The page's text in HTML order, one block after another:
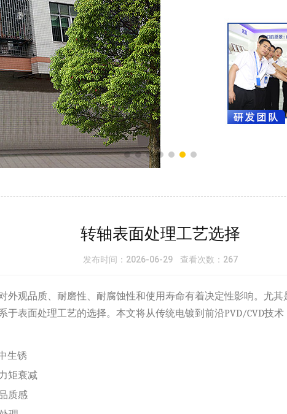
转轴表面处理工艺选择
发布时间：2026-06-29 查看次数：267
外观品质、耐磨性、耐腐蚀性和使用寿命有着决定性影响。尤
于表面处理工艺的选择。本文将从传统电镀到前沿PVD/CVD技
生锈
矩衰减
质感